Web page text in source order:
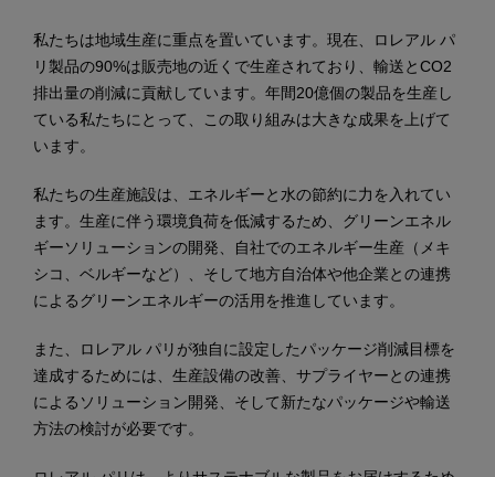
私たちは地域生産に重点を置いています。現在、ロレアル パ
リ製品の90%は販売地の近くで生産されており、輸送とCO2
排出量の削減に貢献しています。年間20億個の製品を生産し
ている私たちにとって、この取り組みは大きな成果を上げて
います。
私たちの生産施設は、エネルギーと水の節約に力を入れてい
ます。生産に伴う環境負荷を低減するため、グリーンエネル
ギーソリューションの開発、自社でのエネルギー生産（メキ
シコ、ベルギーなど）、そして地方自治体や他企業との連携
によるグリーンエネルギーの活用を推進しています。
また、ロレアル パリが独自に設定したパッケージ削減目標を
達成するためには、生産設備の改善、サプライヤーとの連携
によるソリューション開発、そして新たなパッケージや輸送
方法の検討が必要です。